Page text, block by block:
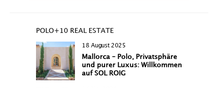
POLO+10 REAL ESTATE
18 August 2025
Mallorca – Polo, Privatsphäre
und purer Luxus: Willkommen
auf SOL ROIG